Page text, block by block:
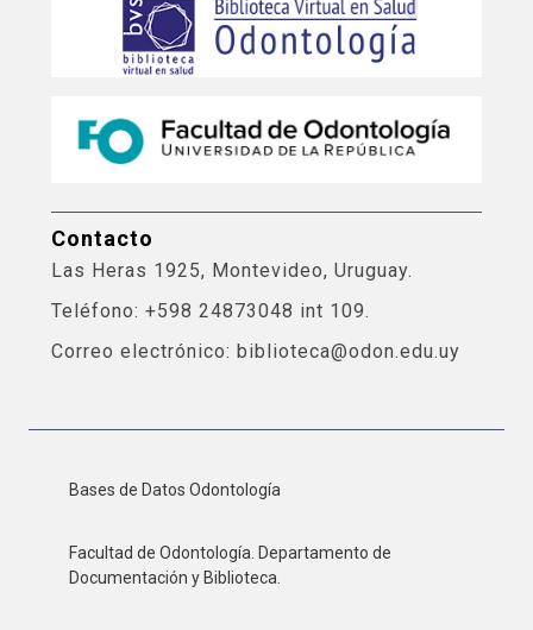
Contacto
Las Heras 1925, Montevideo, Uruguay.
Teléfono: +598 24873048 int 109.
Correo electrónico: biblioteca@odon.edu.uy
Bases de Datos Odontología
Facultad de Odontología. Departamento de
Documentación y Biblioteca.